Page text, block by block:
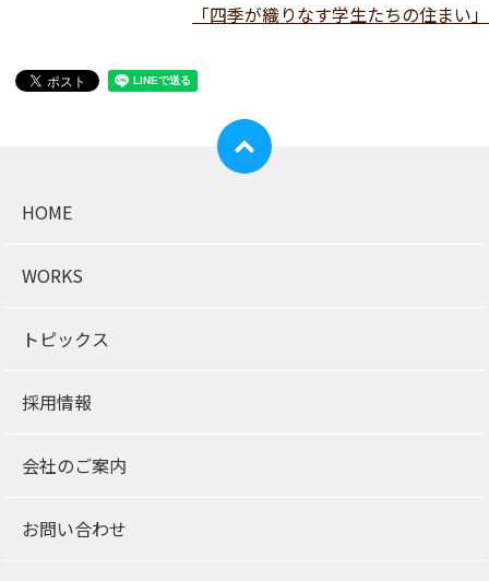
「四季が織りなす学生たちの住まい」
HOME
WORKS
トピックス
採用情報
会社のご案内
お問い合わせ